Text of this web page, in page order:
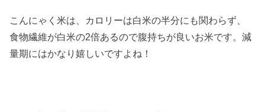
こんにゃく米は、カロリーは白米の半分にも関わらず、
食物繊維が白米の2倍あるので腹持ちが良いお米です。減
量期にはかなり嬉しいですよね！